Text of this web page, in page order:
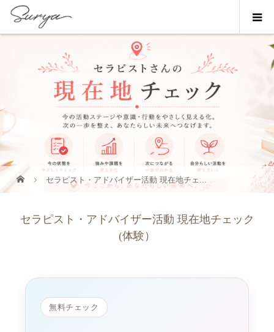
セラピスト・アドバイザー活動 現在地チェ...
セラピスト・アドバイザー活動 現在地チェック
(体験）
無料チェック